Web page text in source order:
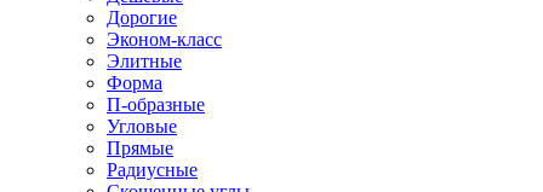
Дорогие
Эконом-класс
Элитные
Форма
П-образные
Угловые
Прямые
Радиусные